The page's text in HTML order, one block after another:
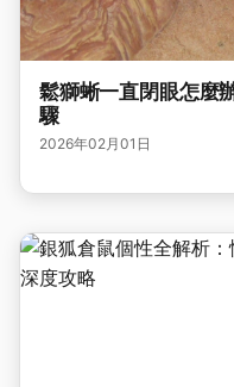
鬆獅蜥一直閉眼怎麼
驟
2026年02月01日